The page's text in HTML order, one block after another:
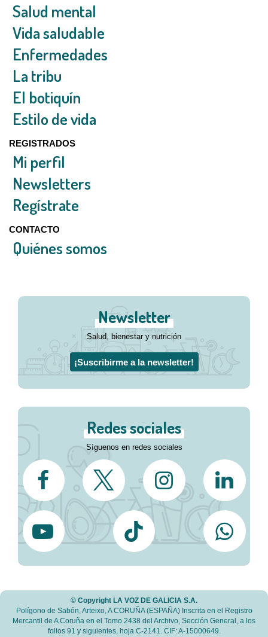
Salud mental
Vida saludable
Enfermedades
La tribu
El botiquín
Estilo de vida
REGISTRADOS
Mi perfil
Newsletters
Regístrate
CONTACTO
Quiénes somos
Newsletter
Salud, bienestar y nutrición
¡Suscribirme a la newsletter!
Redes sociales
Síguenos en redes sociales
© Copyright LA VOZ DE GALICIA S.A.
Polígono de Sabón, Arteixo, A CORUÑA (ESPAÑA) Inscrita en el Registro
Mercantil de A Coruña en el Tomo 2438 del Archivo, Sección General, a los
folios 91 y siguientes, hoja C-2141. CIF: A-15000649.